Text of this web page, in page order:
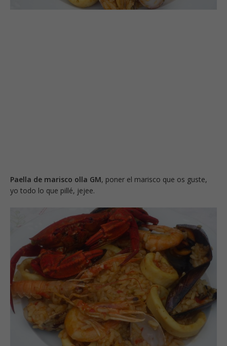
Paella de marisco olla GM, poner el marisco que os guste,
yo todo lo que pillé, jejee.